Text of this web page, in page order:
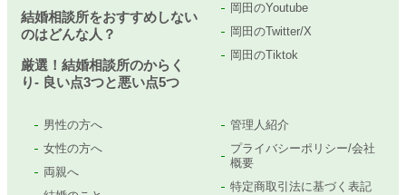
結婚相談所をおすすめしない
のはどんな人？
厳選！結婚相談所のからく
り- 良い点3つと悪い点5つ
岡田のYoutube
岡田のTwitter/X
岡田のTiktok
男性の方へ
女性の方へ
両親へ
管理人紹介
プライバシーポリシー/会社
概要
特定商取引法に基づく表記